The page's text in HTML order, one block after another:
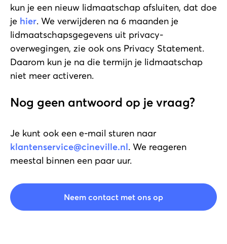
kun je een nieuw lidmaatschap afsluiten, dat doe
je hier. We verwijderen na 6 maanden je
lidmaatschapsgegevens uit privacy-
overwegingen, zie ook ons Privacy Statement.
Daarom kun je na die termijn je lidmaatschap
niet meer activeren.
Nog geen antwoord op je vraag?
Je kunt ook een e-mail sturen naar
klantenservice@cineville.nl. We reageren
meestal binnen een paar uur.
Neem contact met ons op